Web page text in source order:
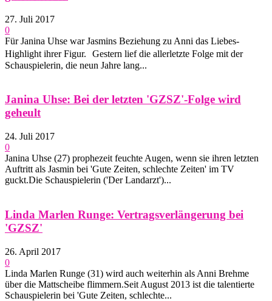
27. Juli 2017
0
Für Janina Uhse war Jasmins Beziehung zu Anni das Liebes-
Highlight ihrer Figur. Gestern lief die allerletzte Folge mit der
Schauspielerin, die neun Jahre lang...
Janina Uhse: Bei der letzten 'GZSZ'-Folge wird
geheult
24. Juli 2017
0
Janina Uhse (27) prophezeit feuchte Augen, wenn sie ihren letzten
Auftritt als Jasmin bei 'Gute Zeiten, schlechte Zeiten' im TV
guckt.Die Schauspielerin ('Der Landarzt')...
Linda Marlen Runge: Vertragsverlängerung bei
'GZSZ'
26. April 2017
0
Linda Marlen Runge (31) wird auch weiterhin als Anni Brehme
über die Mattscheibe flimmern.Seit August 2013 ist die talentierte
Schauspielerin bei 'Gute Zeiten, schlechte...